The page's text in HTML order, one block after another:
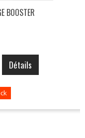
BOOSTER
Détails